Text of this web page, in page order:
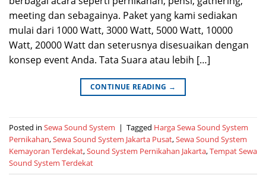
meeting dan sebagainya. Paket yang kami sediakan
mulai dari 1000 Watt, 3000 Watt, 5000 Watt, 10000
Watt, 20000 Watt dan seterusnya disesuaikan dengan
konsep event Anda. Tata Suara atau lebih […]
CONTINUE READING →
Posted in Sewa Sound System | Tagged Harga Sewa Sound System
Pernikahan,Sewa Sound System Jakarta Pusat,Sewa Sound System
Kemayoran Terdekat,Sound System Pernikahan Jakarta,Tempat Sewa
Sound System Terdekat